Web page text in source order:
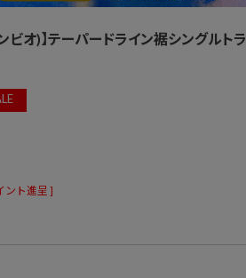
オ)】テーパードライン裾シングルトラ
ント進呈 ]